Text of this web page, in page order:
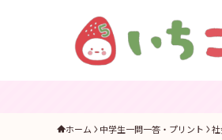
毎月コン
ホーム 中学生一問一答・プリント